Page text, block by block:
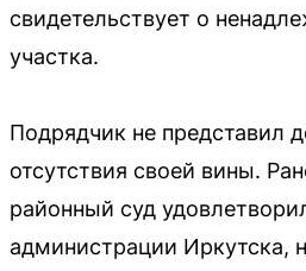
свидетельствует о
участка.
Подрядчик не представил
отсутствия своей вины.
районный суд
администрации Иркутска,